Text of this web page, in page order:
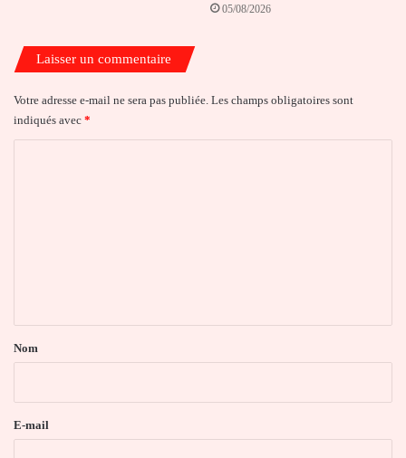
05/08/2026
Laisser un commentaire
Votre adresse e-mail ne sera pas publiée. Les champs obligatoires sont
indiqués avec *
a
e
Nom
E-mail